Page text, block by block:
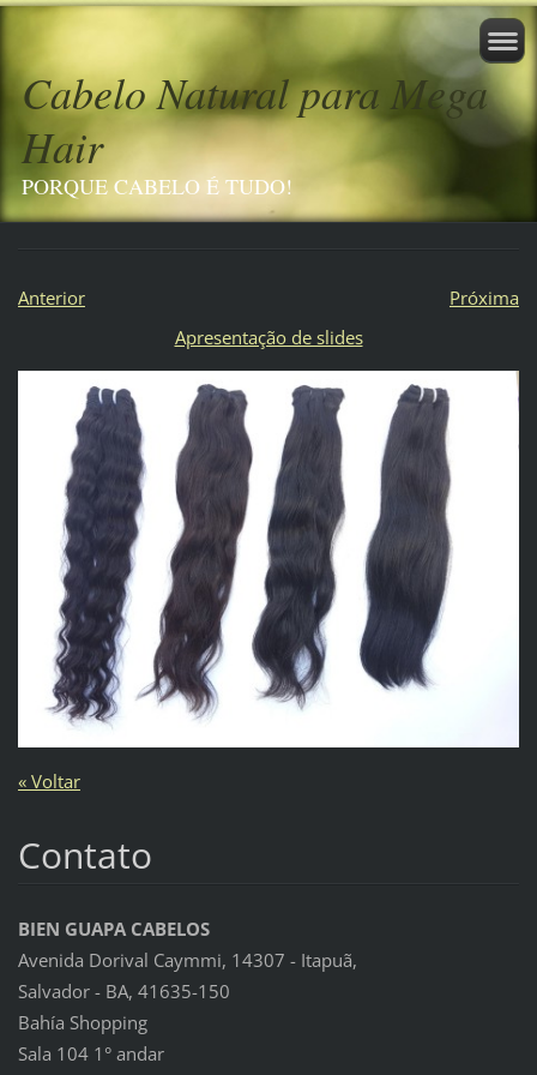
Cabelo Natural para Mega
Hair
PORQUE CABELO É TUDO!
Anterior
Próxima
Apresentação de slides
« Voltar
Contato
BIEN GUAPA CABELOS
Avenida Dorival Caymmi, 14307 - Itapuã,
Salvador - BA, 41635-150
Bahía Shopping
Sala 104 1° andar